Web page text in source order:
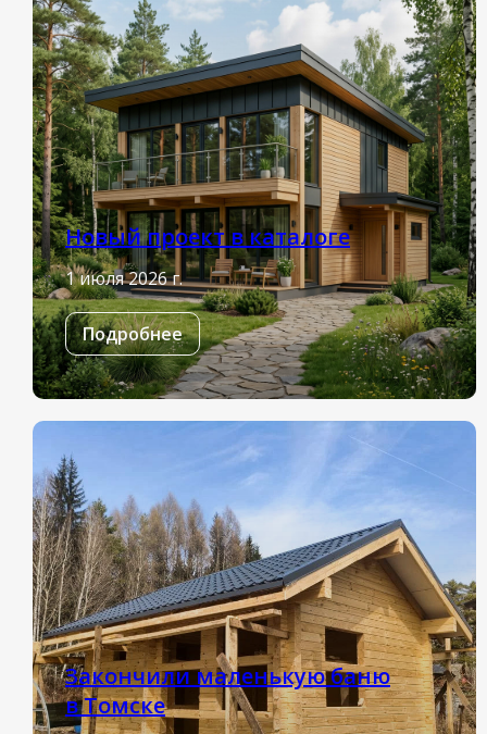
Новый проект в каталоге
1 июля 2026 г.
Подробнее
Закончили маленькую баню
в Томске